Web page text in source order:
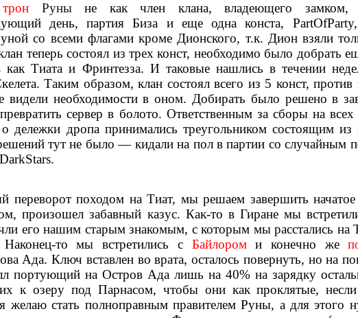
трон Руны
не как член клана, владеющего
день, партия Биза и еще одна конста,
со всеми флагами кроме Дионского, т.к. Дион взяли
теперь состоял из трех конст, необходимо было добрать
как Тиата и Фринтезза. И таковые нашлись в течении
Таким образом, клан состоял всего из 5 конст,
необходимости в оном. Добирать было решено в
сервер в болото. Ответственным за сборы на всех
дропа принимались треугольником состоящим из
тут не было — кидали на пол в партии со случайным
переворот походом на Тиат, мы решаем завершить
произошел забавный казус. Как-то в Гиране мы
его нашим старым знакомым, с которым мы расстались на
то мы встретились с Байлором и конечно же
Ада. Ключ вставлен во врата, осталось повернуть, но на
портующий на Остров Ада лишь на 40% на зарядку
к озеру под Парнасом, чтобы они как проклятые,
желаю стать полноправным правителем Руны, а для этого